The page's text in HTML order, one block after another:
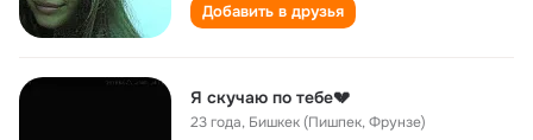
Добавить в друзья
Я скучаю по тебе💔
23 года, Бишкек (Пишпек, Фрунзе)